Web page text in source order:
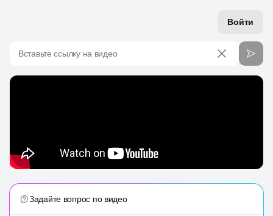
Войти
Вставьте ссылку на видео
Задайте вопрос по видео